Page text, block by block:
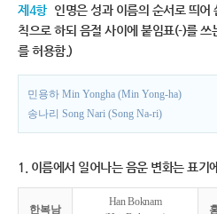
제4항 인명은 성과 이름의 순서로 띄어
칙으로 하되 음절 사이에 붙임표(-)를 쓰
를 허용함.)
민용하 Min Yongha (Min Yong-ha)
송나리 Song Nari (Song Na-ri)
1. 이름에서 일어나는 음운 변화는 표기
한복남
Han Boknam